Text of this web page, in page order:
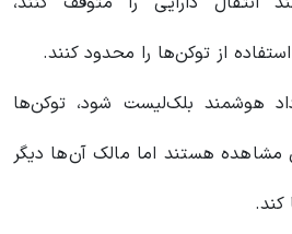
از توکن‌ها را محدود کنند.
هوشمند بلک‌لیست شود، توکن‌ها
هستند اما مالک آن‌ها دیگر
کند.